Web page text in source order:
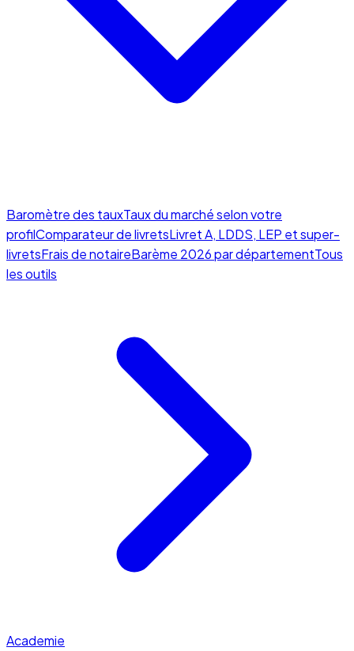
Baromètre des tauxTaux du marché selon votre
profilComparateur de livretsLivret A, LDDS, LEP et super-
livretsFrais de notaireBarème 2026 par départementTous
les outils
Academie